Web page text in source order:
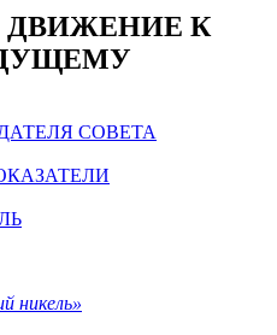
ДВИЖЕНИЕ К
СОВЕТА
никель»